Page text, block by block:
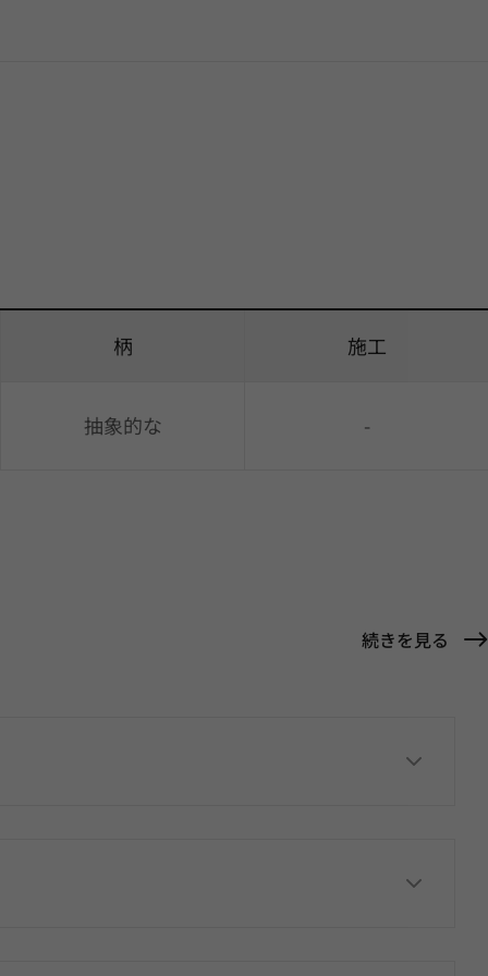
柄 施工
抽象的な -
続きを見る